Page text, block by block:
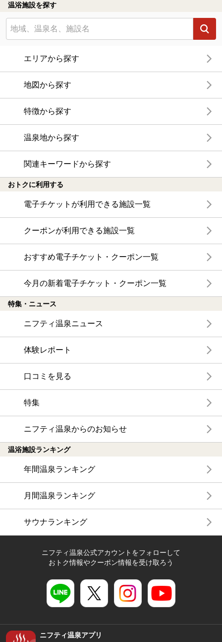
温浴施設を探す
エリアから探す
地図から探す
特徴から探す
温泉地から探す
関連キーワードから探す
おトクに利用する
電子チケットが利用できる施設一覧
クーポンが利用できる施設一覧
おすすめ電子チケット・クーポン一覧
今月の新着電子チケット・クーポン一覧
特集・ニュース
ニフティ温泉ニュース
体験レポート
口コミを見る
特集
ニフティ温泉からのお知らせ
温浴施設ランキング
年間温泉ランキング
月間温泉ランキング
サウナランキング
ニフティ温泉公式アカウントをフォローして
おトク情報やクーポン情報を受け取ろう
ニフティ温泉アプリ